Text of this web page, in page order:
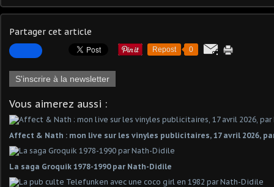
Partager cet article
Repost 0
S'inscrire à la newsletter
Vous aimerez aussi :
Affect & Nath : mon live sur les vinyles publicitaires, 17 avril 2026,
La saga Groquik 1978-1990 par Nath-Didile